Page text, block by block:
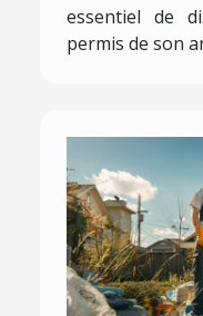
essentiel de
permis de son